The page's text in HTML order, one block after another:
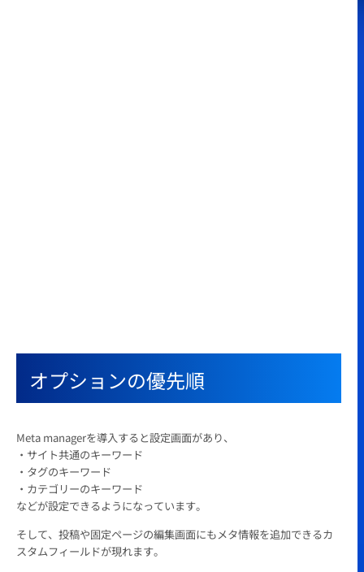
オプションの優先順
Meta managerを導入すると設定画面があり、
・サイト共通のキーワード
・タグのキーワード
・カテゴリーのキーワード
などが設定できるようになっています。
そして、投稿や固定ページの編集画面にもメタ情報を追加できるカ
スタムフィールドが現れます。